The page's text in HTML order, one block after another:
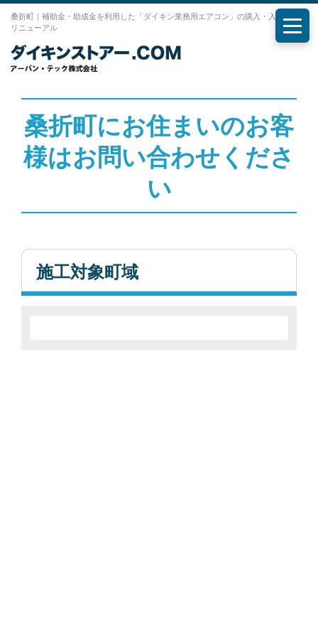
桑折町｜補助金・助成金を利用した「ダイキン業務用エアコン」の購入・入れ替え・
リニューアル
メニ
桑折町にお住まいのお客
様はお問い合わせくださ
い
施工対象町域